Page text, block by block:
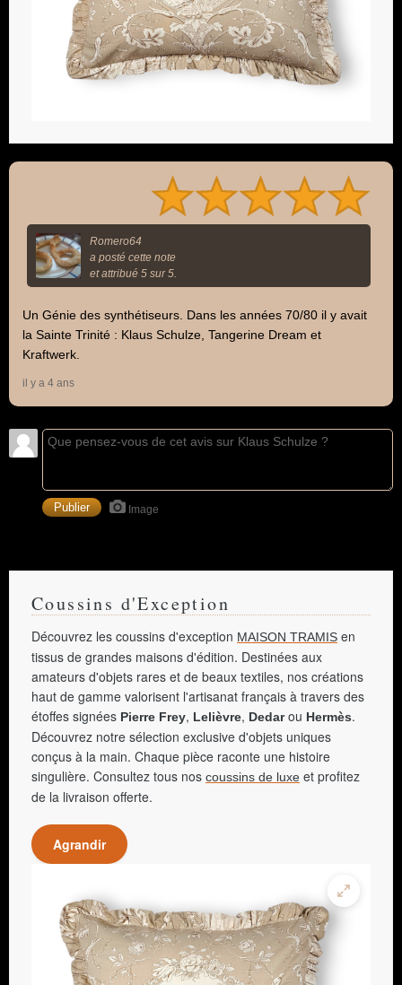
Romero64
a posté cette note
et attribué 5 sur 5.
Un Génie des synthétiseurs. Dans les années 70/80 il y avait
la Sainte Trinité : Klaus Schulze, Tangerine Dream et
Kraftwerk.
il y a 4 ans
Image
Coussins d'Exception
Découvrez les coussins d'exception MAISON TRAMIS en
tissus de grandes maisons d'édition. Destinées aux
amateurs d'objets rares et de beaux textiles, nos créations
haut de gamme valorisent l'artisanat français à travers des
étoffes signées Pierre Frey, Lelièvre, Dedarou Hermès.
Découvrez notre sélection exclusive d'objets uniques
conçus à la main. Chaque pièce raconte une histoire
singulière. Consultez tous nos coussins de luxe et profitez
de la livraison offerte.
Agrandir